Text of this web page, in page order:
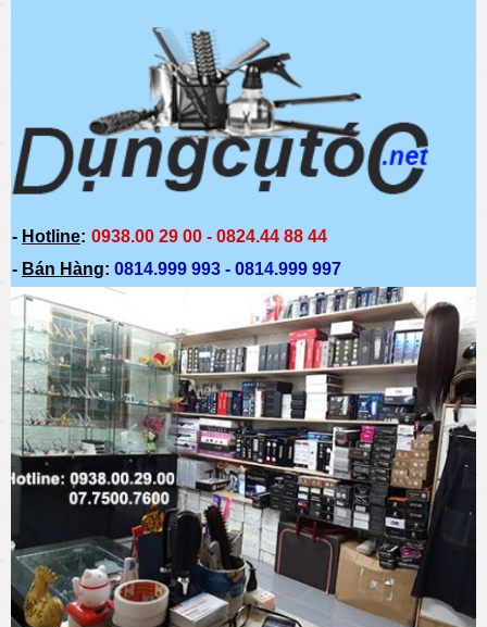
- Hotline: 0938.00 29 00 - 0824.44 88 44
- Bán Hàng: 0814.999 993 - 0814.999 997